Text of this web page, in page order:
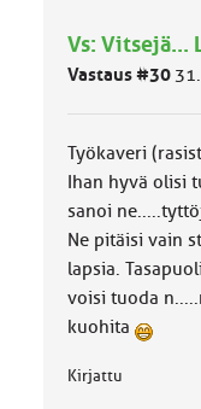
l
u
a
:
Vs: Vitsejä...
Vastaus #30
Työkaveri
Ihan hyvä olisi
sanoi
Ne pitäisi vain
lapsia.
voisi tuoda
kuohita
Kirjattu